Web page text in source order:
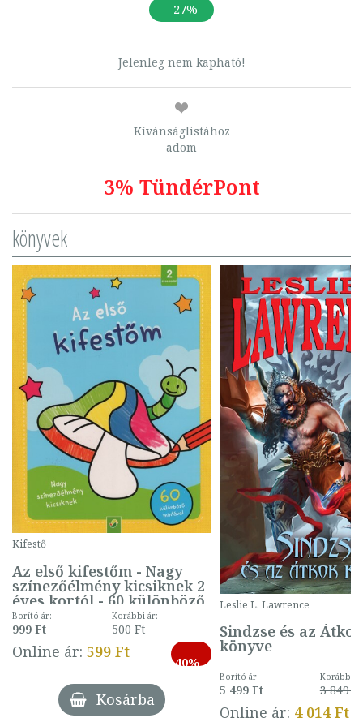
- 27%
Jelenleg nem kapható!
Kívánságlistához
adom
3% TündérPont
könyvek
Kifestő
Az első kifestőm - Nagy
színezőélmény kicsiknek 2
éves kortól - 60 különböző
mintával (gombás)
Borító ár:
999 Ft
Korábbi ár:
500 Ft
Online ár: 599 Ft
-
40%
Kosárba
Leslie L. Lawrence
Sindzse és az Átkok
könyve
Borító ár:
5 499 Ft
Korábbi
3 849 Ft
Online ár: 4 014 Ft